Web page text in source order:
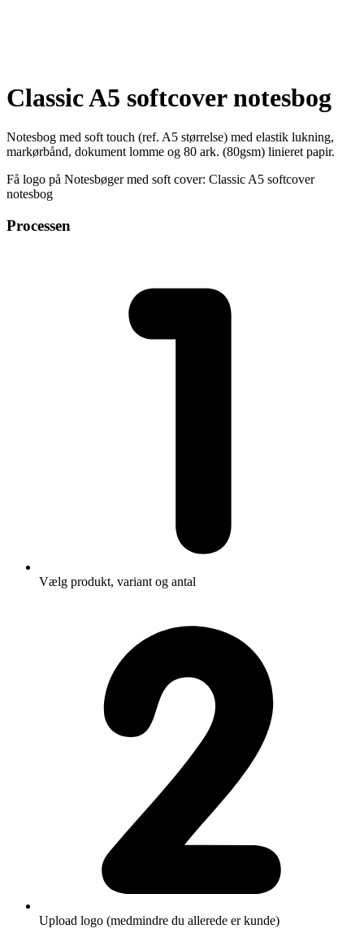
Classic A5 softcover notesbog
Notesbog med soft touch (ref. A5 størrelse) med elastik lukning,
markørbånd, dokument lomme og 80 ark. (80gsm) linieret papir.
Få logo på Notesbøger med soft cover: Classic A5 softcover
notesbog
Processen
Vælg produkt, variant og antal
Upload logo (medmindre du allerede er kunde)